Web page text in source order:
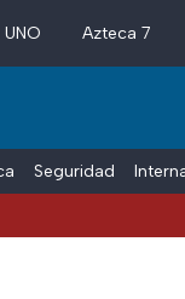
Azteca 7
Seguridad